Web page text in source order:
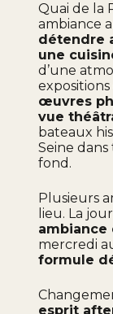
Quai de la
ambiance
détendre
une
d’une
expositions
œuvres
vue
bateaux
Seine
fond.
Plusieurs
lieu. La
mercredi
formule
esprit